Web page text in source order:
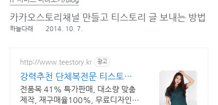
카카오스토리채널 만들고 티스토리 글 보내는 방법
하늘다래 2014. 10. 7.
http://www.teestory.kr 광고
강력추천 단체복전문 티스토리
16년 전통의 전문업체
전품목 41% 특가판매, 대소량 맞춤
제작, 재구매율100%, 무료디자인,